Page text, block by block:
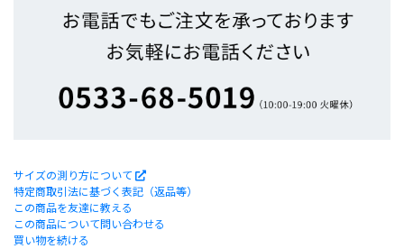
サイズの測り方について
特定商取引法に基づく表記（返品等）
この商品を友達に教える
この商品について問い合わせる
買い物を続ける